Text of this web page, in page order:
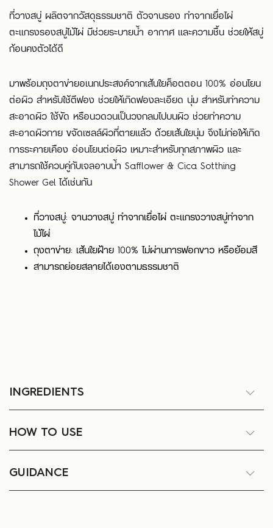
ที่วางสบู่ ผลิตจากวัสดุธรรมชาติ ตัวจานรอง ทำจากเยื่อไผ่
ตะแกรงรองสบู่ไม้ไผ่ มีช่วยระบายน้ำ อากาศ เเละความชื้น ช่วยให้สบู่
ก้อนคงตัวได้ดี
มาพร้อมถุงตาข่ายอเนกประสงค์จากเส้นใยค็อตตอน 100% อ่อนโยน
ต่อผิว สำหรับใช้ตีฟอง ช่วยให้เกิดฟองละเอียด นุ่ม สำหรับทำความ
สะอาดผิว ใช้ขัด หรือนวดวนเป็นวงกลมไปบนผิว ช่วยทำความ
สะอาดผิวกาย ขจัดเซลล์ผิวที่ตายแล้ว ด้วยเส้นใยนุ่ม จึงไม่ก่อให้เกิด
การระคายเคือง อ่อนโยนต่อผิว เหมาะสำหรับทุกสภาพผิว และ
สามารถใช้ควบคู่กับเจลอาบน้ำ Safflower & Cica Sotthing
Shower Gel ได้เช่นกัน
ที่วางสบู่: จานวางสบู่ ทำจากเยื่อไผ่ ตะเเกรงวางสบู่ทำจาก
ไม้ไผ่
ถุงตาข่าย: เส้นใยฝ้าย 100% ไม่ผ่านการฟอกขาว หรือย้อมสี
สามารถย่อยสลายได้เองตามธรรมชาติ
INGREDIENTS
HOW TO USE
GUIDANCE